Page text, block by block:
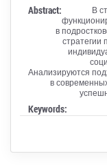
Abstract:
В
в
стратегии
Анализируются
в
Keywords: